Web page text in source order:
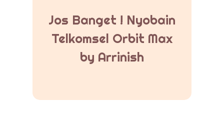
Jos Banget ! Nyobain
Telkomsel Orbit Max
by Arrinish